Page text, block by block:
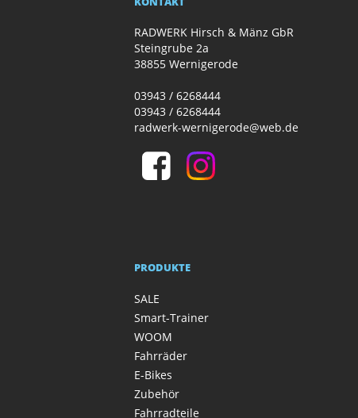
RADWERK Hirsch & Mänz GbR
Steingrube 2a
38855 Wernigerode
03943 / 6268444
03943 / 6268444
radwerk-wernigerode@web.de
PRODUKTE
SALE
Smart-Trainer
WOOM
Fahrräder
E-Bikes
Zubehör
Fahrradteile